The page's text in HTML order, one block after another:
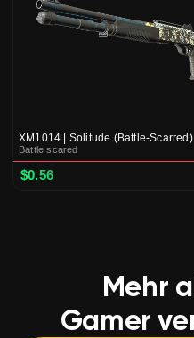
XM1014 | Solitude (Battle-Scarred)
Battle scared
$0.56
Mehr
Gamer